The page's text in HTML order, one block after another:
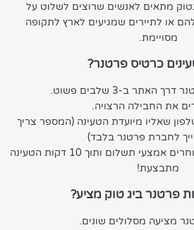
מתאים לאנשים שרוצים לשלוט על
או לתיירים שמגיעים לארץ לתקופה
מסויימת.
כרטיס פרטנר?
האתר ב-3 שלבים פשוט.
שאליו מיועדת הטעינה (המספר צריך
לחברת פרטנר בלבד)
3) ממלאים את הפרטים בוחרים אמצעי תשלום ותוך 10 דקות הטעינה
מתבצעת!
פרטנר ביג טוק מציע?
מציעה מסלולים שונים.